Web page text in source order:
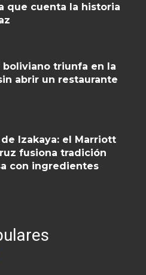
que cuenta la historia
boliviano triunfa en la
abrir un restaurante
de Izakaya: el Marriott
fusiona tradición
con ingredientes